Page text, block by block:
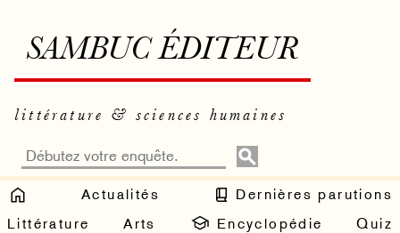
SAMBUC ÉDITEUR
littérature & sciences humaines
Actualités
Dernières parutions
Littérature
Arts Encyclopédie
Quiz